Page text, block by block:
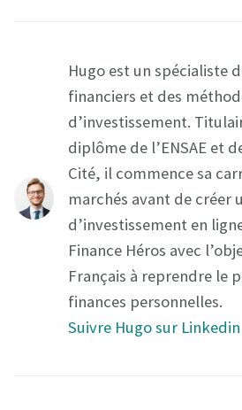
Hugo est un spécialiste
financiers et des
d’investissement.
diplôme de l’ENSAE et
Cité, il commence sa
marchés avant de créer
d’investissement en
Finance Héros avec
Français à reprendre le
finances personnelles.
Suivre Hugo sur Linkedin